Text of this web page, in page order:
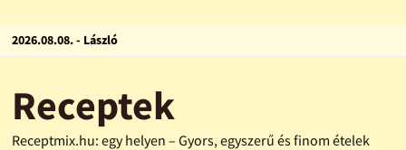
2026.08.08. - László
Receptek
Receptmix.hu: egy helyen – Gyors, egyszerű és finom ételek